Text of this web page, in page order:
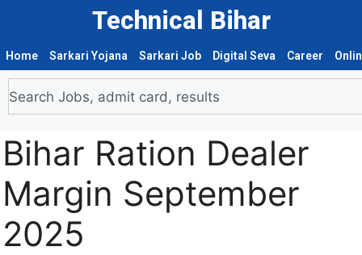
Technical Bihar
Home Sarkari Yojana Sarkari Job Digital Seva Career
Bihar Ration Dealer
Margin September
2025